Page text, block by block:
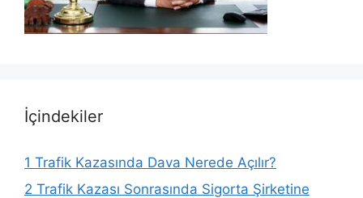
İçindekiler
1 Trafik Kazasında Dava Nerede Açılır?
2 Trafik Kazası Sonrasında Sigorta Şirketine